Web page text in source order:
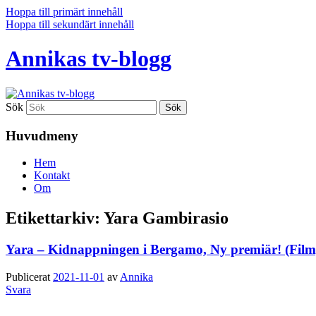
Hoppa till primärt innehåll
Hoppa till sekundärt innehåll
Annikas tv-blogg
Sök
Huvudmeny
Hem
Kontakt
Om
Etikettarkiv: Yara Gambirasio
Yara – Kidnappningen i Bergamo, Ny premiär!
Publicerat 2021-11-01 av Annika
Svara